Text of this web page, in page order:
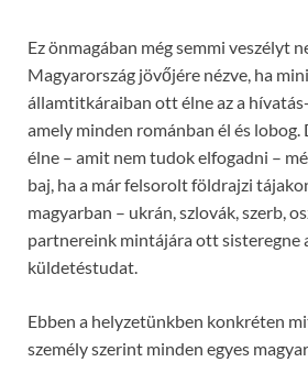
Ez önmagában még semmi veszélyt
Magyarország jövőjére nézve, ha
államtitkáraiban ott élne az a
amely minden románban él és lobog.
élne – amit nem tudok elfogadni –
baj, ha a már felsorolt földrajzi
magyarban – ukrán, szlovák, szerb,
partnereink mintájára ott sisteregne
küldetéstudat.
Ebben a helyzetünkben konkréten
személy szerint minden egyes